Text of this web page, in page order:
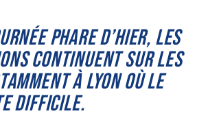
PHARE D’HIER, LES
CONTINUENT SUR LES
À LYON OÙ LE
DIFFICILE.